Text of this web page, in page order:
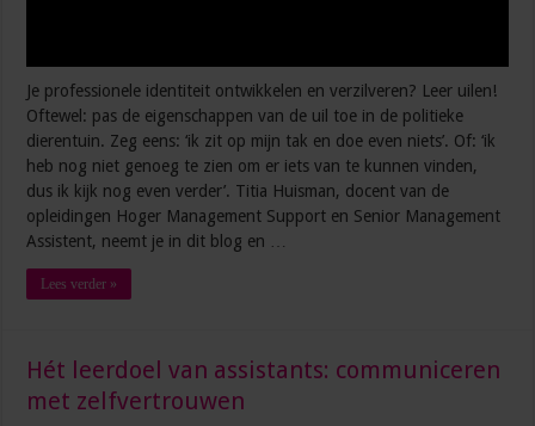
Je professionele identiteit ontwikkelen en verzilveren? Leer uilen!
Oftewel: pas de eigenschappen van de uil toe in de politieke
dierentuin. Zeg eens: ‘ik zit op mijn tak en doe even niets’. Of: ‘ik
heb nog niet genoeg te zien om er iets van te kunnen vinden,
dus ik kijk nog even verder’. Titia Huisman, docent van de
opleidingen Hoger Management Support en Senior Management
Assistent, neemt je in dit blog en …
Lees verder »
Hét leerdoel van assistants: communiceren
met zelfvertrouwen